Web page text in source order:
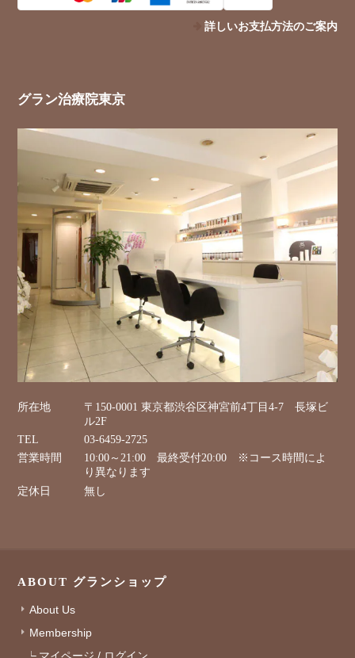
詳しいお支払方法のご案内
グラン治療院東京
所在地
〒150-0001 東京都渋谷区神宮前4丁目4-7 長塚ビ
ル2F
TEL
03-6459-2725
営業時間
10:00～21:00 最終受付20:00 ※コース時間によ
り異なります
定休日
無し
ABOUT グランショップ
About Us
Membership